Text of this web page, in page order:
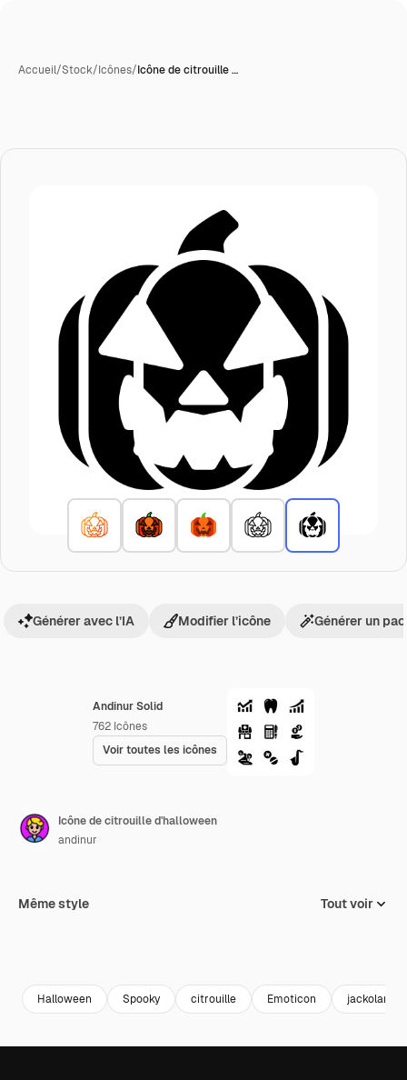
Accueil/Stock/Icônes/Icône de citrouille …
Andinur Solid
762 Icônes
Voir toutes les icônes
Générer avec l’IA Modifier l’icône Générer un
Icône de citrouille d'halloween
andinur
Même style Tout voir
Halloween Spooky citrouille Emoticon